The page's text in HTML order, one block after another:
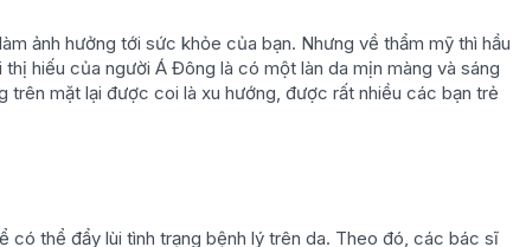
ảnh hưởng tới sức khỏe của bạn. Nhưng về thẩm mỹ thì hầu
hiếu của người Á Đông là có một làn da mịn màng và sáng
trên mặt lại được coi là xu hướng, được rất nhiều các bạn trẻ
có thể đẩy lùi tình trạng bệnh lý trên da. Theo đó, các bác sĩ